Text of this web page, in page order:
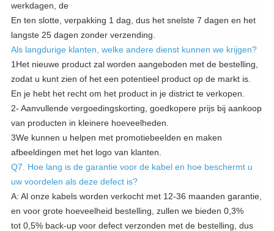
werkdagen, de
En ten slotte, verpakking 1 dag, dus het snelste 7 dagen en het
langste 25 dagen zonder verzending.
Als langdurige klanten, welke andere dienst kunnen we krijgen?
1Het nieuwe product zal worden aangeboden met de bestelling,
zodat u kunt zien of het een potentieel product op de markt is.
En je hebt het recht om het product in je district te verkopen.
2- Aanvullende vergoedingskorting, goedkopere prijs bij aankoop
van producten in kleinere hoeveelheden.
3We kunnen u helpen met promotiebeelden en maken
afbeeldingen met het logo van klanten.
Q7. Hoe lang is de garantie voor de kabel en hoe beschermt u
uw voordelen als deze defect is?
A: Al onze kabels worden verkocht met 12-36 maanden garantie,
en voor grote hoeveelheid bestelling, zullen we bieden 0,3%
tot 0,5% back-up voor defect verzonden met de bestelling, dus